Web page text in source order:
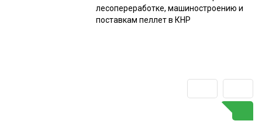
лесопереработке, машиностроению и
поставкам пеллет в КНР